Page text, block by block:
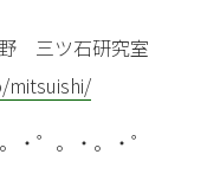
三ツ石研究室
mitsuishi/
゜。・。・゜